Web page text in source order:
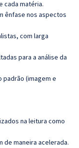
cada matéria.
ênfase nos aspectos
com larga
para a análise da
padrão (imagem e
na leitura como
de maneira acelerada.